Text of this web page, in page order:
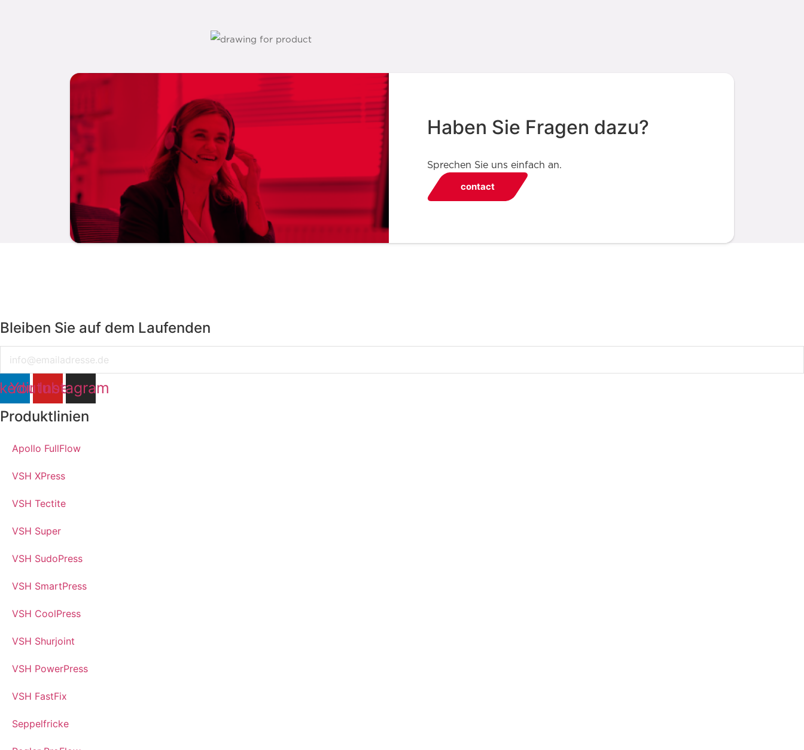
Haben Sie Fragen dazu?
Sprechen Sie uns einfach an.
contact
Bleiben Sie auf dem Laufenden
YoutubeInstagram
Produktlinien
Apollo FullFlow
VSH XPress
VSH Tectite
VSH Super
VSH SudoPress
VSH SmartPress
VSH CoolPress
VSH Shurjoint
VSH PowerPress
VSH FastFix
Seppelfricke